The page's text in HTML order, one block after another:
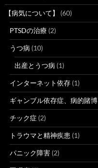
【病気について】 (60)
PTSDの治療 (2)
うつ病 (10)
出産とうつ病 (1)
インターネット依存 (1)
ギャンブル依存症、病的賭博
チック症 (2)
トラウマと精神疾患 (1)
パニック障害 (2)